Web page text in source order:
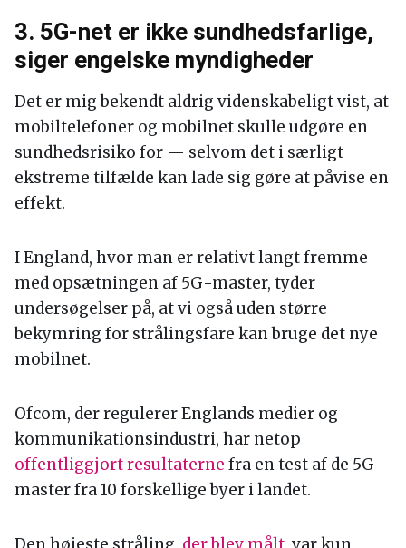
3. 5G-net er ikke sundhedsfarlige,
siger engelske myndigheder
Det er mig bekendt aldrig videnskabeligt vist, at
mobiltelefoner og mobilnet skulle udgøre en
sundhedsrisiko for — selvom det i særligt
ekstreme tilfælde kan lade sig gøre at påvise en
effekt.
I England, hvor man er relativt langt fremme
med opsætningen af 5G-master, tyder
undersøgelser på, at vi også uden større
bekymring for strålingsfare kan bruge det nye
mobilnet.
Ofcom, der regulerer Englands medier og
kommunikationsindustri, har netop
offentliggjort resultaterne fra en test af de 5G-
master fra 10 forskellige byer i landet.